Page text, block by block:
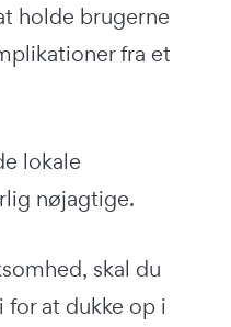
holde brugerne
fra et
lokale
nøjagtige.
skal du
at dukke op i